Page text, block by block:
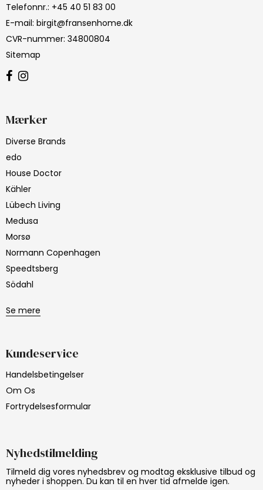
Telefonnr.: +45 40 51 83 00
E-mail: birgit@fransenhome.dk
CVR-nummer: 34800804
Sitemap
Mærker
Diverse Brands
edo
House Doctor
Kähler
Lübech Living
Medusa
Morsø
Normann Copenhagen
Speedtsberg
Södahl
Se mere
Kundeservice
Handelsbetingelser
Om Os
Fortrydelsesformular
Nyhedstilmelding
Tilmeld dig vores nyhedsbrev og modtag eksklusive tilbud og
nyheder i shoppen. Du kan til en hver tid afmelde igen.